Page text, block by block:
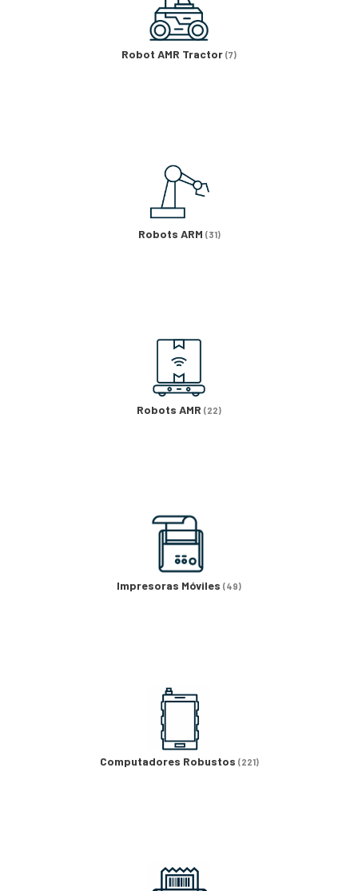
Robot AMR Tractor (7)
Robots ARM (31)
Robots AMR (22)
Impresoras Móviles (49)
Computadores Robustos (221)